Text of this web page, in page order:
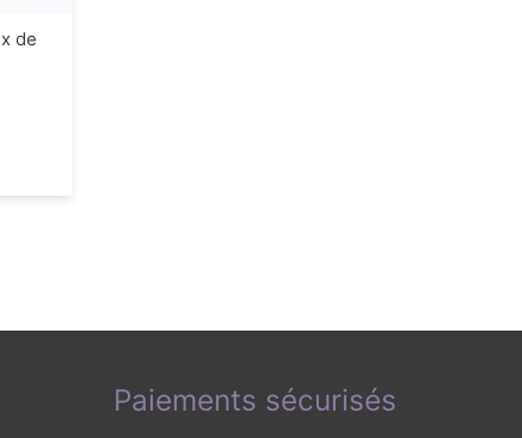
de
Paiements sécurisés